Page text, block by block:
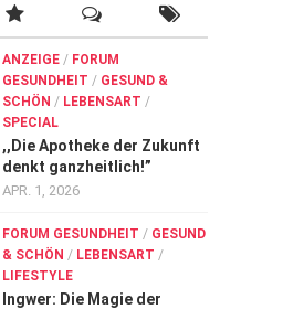
ANZEIGE / FORUM
GESUNDHEIT / GESUND &
SCHÖN / LEBENSART /
SPECIAL
,,Die Apotheke der Zukunft
denkt ganzheitlich!”
APR. 1, 2026
FORUM GESUNDHEIT / GESUND
& SCHÖN / LEBENSART /
LIFESTYLE
Ingwer: Die Magie der